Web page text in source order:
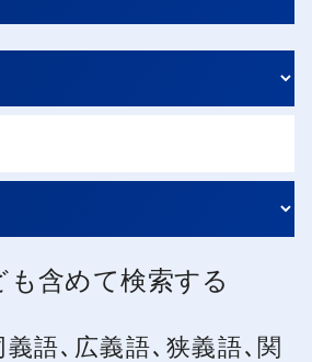
も含めて検索する
語､広義語､狭義語､関